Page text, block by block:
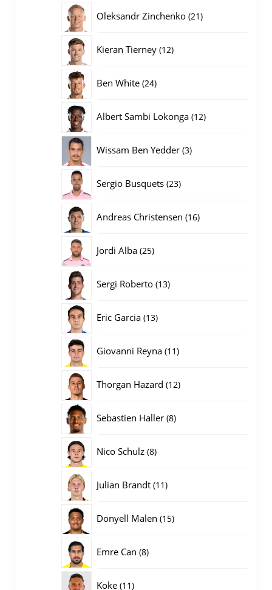
Oleksandr Zinchenko 2121
Kieran Tierney 1212
Ben White 2424
Albert Sambi Lokonga 1212
Wissam Ben Yedder 33
Sergio Busquets 2323
Andreas Christensen 1616
Jordi Alba 2525
Sergi Roberto 1313
Eric Garcia 1313
Giovanni Reyna 1111
Thorgan Hazard 1212
Sebastien Haller 88
Nico Schulz 88
Julian Brandt 1111
Donyell Malen 1515
Emre Can 88
Koke 1111